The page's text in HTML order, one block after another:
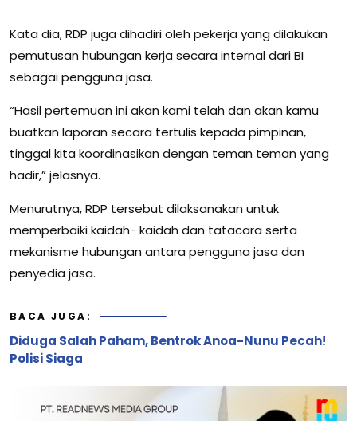
Kata dia, RDP juga dihadiri oleh pekerja yang dilakukan
pemutusan hubungan kerja secara internal dari BI
sebagai pengguna jasa.
“Hasil pertemuan ini akan kami telah dan akan kamu
buatkan laporan secara tertulis kepada pimpinan,
tinggal kita koordinasikan dengan teman teman yang
hadir,” jelasnya.
Menurutnya, RDP tersebut dilaksanakan untuk
memperbaiki kaidah- kaidah dan tatacara serta
mekanisme hubungan antara pengguna jasa dan
penyedia jasa.
BACA JUGA:
Diduga Salah Paham, Bentrok Anoa-Nunu Pecah!
Polisi Siaga